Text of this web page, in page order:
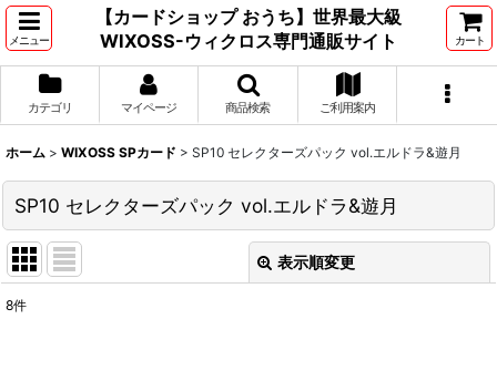
メニュー
【カードショップ おうち】世界最大級
WIXOSS-ウィクロス専門通販サイト
カート
カテゴリ マイページ 商品検索 ご利用案内
ホーム > WIXOSS SPカード > SP10 セレクターズパック vol.エルドラ&遊月
SP10 セレクターズパック vol.エルドラ&遊月
表示順変更
8件